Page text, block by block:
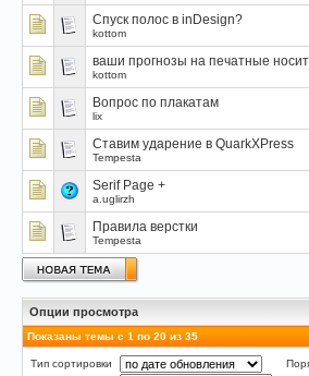
Спуск полос в inDesign?
kottom
ваши прогнозы на печатные
kottom
Вопрос по плакатам
lix
Ставим ударение в QuarkXPress
Tempesta
Serif Page +
a.uglirzh
Правила верстки
Tempesta
Опции просмотра
Показаны темы с 1 по 20 из 35
Тип сортировки